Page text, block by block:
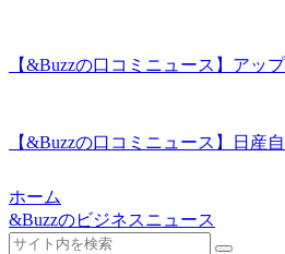
【&Buzzの口コミニュース】アッ
【&Buzzの口コミニュース】日
ホーム
&Buzzのビジネスニュース